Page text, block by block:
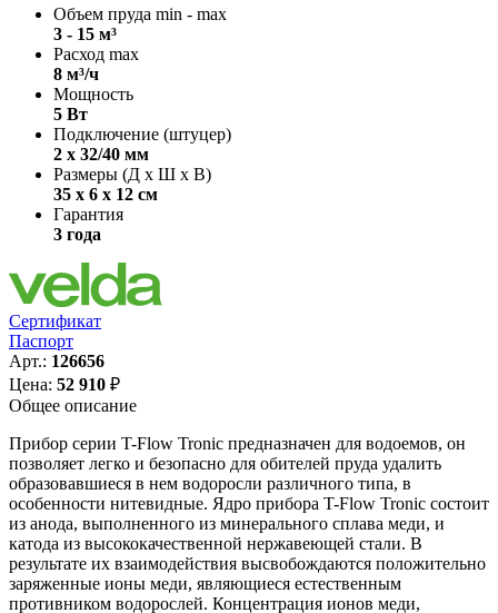
Объем пруда min - max
3 - 15 м³
Расход max
8 м³/ч
Мощность
5 Вт
Подключение (штуцер)
2 х 32/40 мм
Размеры (Д х Ш х В)
35 х 6 х 12 см
Гарантия
3 года
Сертификат
Паспорт
Арт.: 126656
Цена: 52 910 ₽
Общее описание
Прибор серии T-Flow Tronic предназначен для водоемов, он
позволяет легко и безопасно для обителей пруда удалить
образовавшиеся в нем водоросли различного типа, в
особенности нитевидные. Ядро прибора T-Flow Tronic состоит
из анода, выполненного из минерального сплава меди, и
катода из высококачественной нержавеющей стали. В
результате их взаимодействия высвобождаются положительно
заряженные ионы меди, являющиеся естественным
противником водорослей. Концентрация ионов меди,